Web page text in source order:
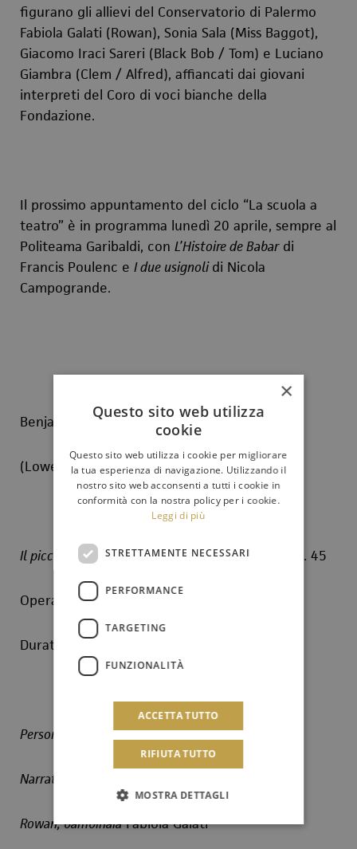
figurano gli allievi del Conservatorio di Palermo
Fabiola Galati (Rowan), Sonia Sala (Miss Baggot),
Giacomo Iraci Sareri (Black Bob / Tom) e Luciano
Giambra (Clem / Alfred), affiancati dai giovani
interpreti del Coro di voci bianche della
Fondazione.
Il prossimo appuntamento del ciclo “La scuola a
teatro” è in programma lunedì 20 aprile, sempre al
Politeama Garibaldi, con L’Histoire de Babardi
Francis Poulenc e I due usignolidi Nicola
Campogrande.
Benjamin Britten
(Lowenstoft 1913 – Aldeburgh 1976)
Il piccolo spazzacamino(“The Little Sweep”) op. 45
Opera per ragazzi su libretto di Eric Crozier
Durata: 60’
Personaggi e interpreti
Narratore
Rowan, bambinaiaFabiola Galati°
×
Questo sito web utilizza
cookie
Questo sito web utilizza i cookie per migliorare
la tua esperienza di navigazione. Utilizzando il
nostro sito web acconsenti a tutti i cookie in
conformità con la nostra policy per i cookie.
Leggi di più
STRETTAMENTE NECESSARI
PERFORMANCE
TARGETING
FUNZIONALITÀ
ACCETTA TUTTO
RIFIUTA TUTTO
MOSTRA DETTAGLI